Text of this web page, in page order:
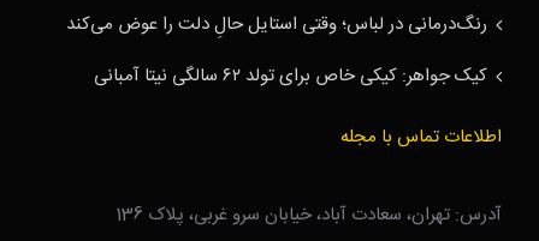
رنگ‌درمانی در لباس؛ وقتی استایل حالِ دلت را عوض می‌کند
کیک جواهر: کیکی خاص برای تولد ۶۲ سالگی نیتا آمبانی
اطلاعات تماس با مجله
آدرس: تهران، سعادت آباد، خیابان سرو غربی، پلاک 136